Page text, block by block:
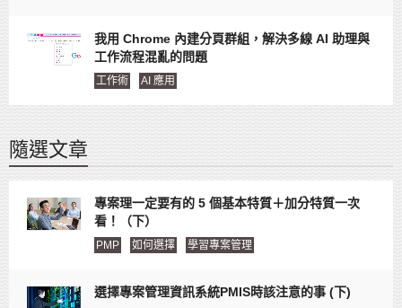
我用 Chrome 內建分頁群組，解決多線 AI 助理與
工作流程混亂的問題
工作術 AI 應用
隨選文章
專案理一定要有的 5 個基本特質＋加分特質一次
看！（下）
PMP 如何選擇 學習專案管理
選擇專案管理資訊系統PMIS時該注意的事 (下)